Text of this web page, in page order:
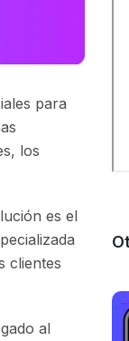
para
los
es el
clientes
al